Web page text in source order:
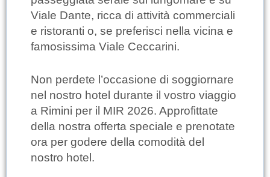
Viale Dante, ricca di attività commerciali
e ristoranti o, se preferisci nella vicina e
famosissima Viale Ceccarini.
Non perdete l’occasione di soggiornare
nel nostro hotel durante il vostro viaggio
a Rimini per il MIR 2026. Approfittate
della nostra offerta speciale e prenotate
ora per godere della comodità del
nostro hotel.